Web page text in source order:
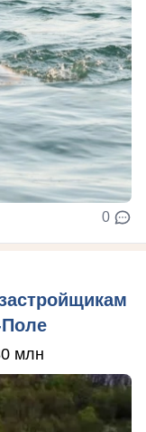
0
млн